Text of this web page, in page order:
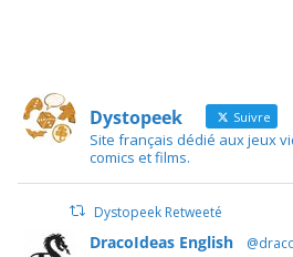
Dystopeek Suivre
Site français dédié aux jeux
comics et films.
Dystopeek Retweeté
DracoIdeas English